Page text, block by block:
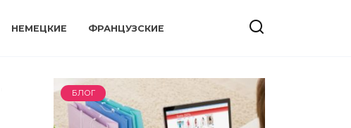
НЕМЕЦКИЕ ФРАНЦУЗСКИЕ
БЛОГ